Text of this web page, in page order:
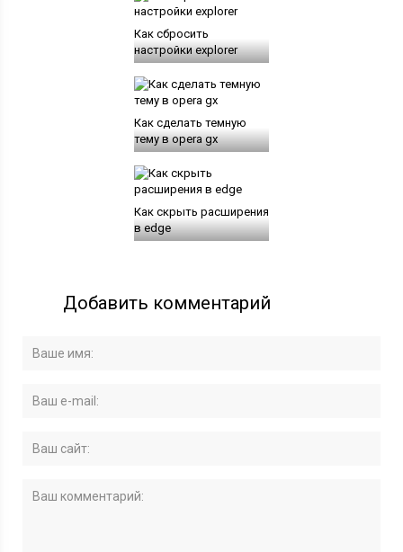
Как сбросить
настройки explorer
Как сделать темную
тему в opera gx
Как скрыть расширения
в edge
Добавить комментарий